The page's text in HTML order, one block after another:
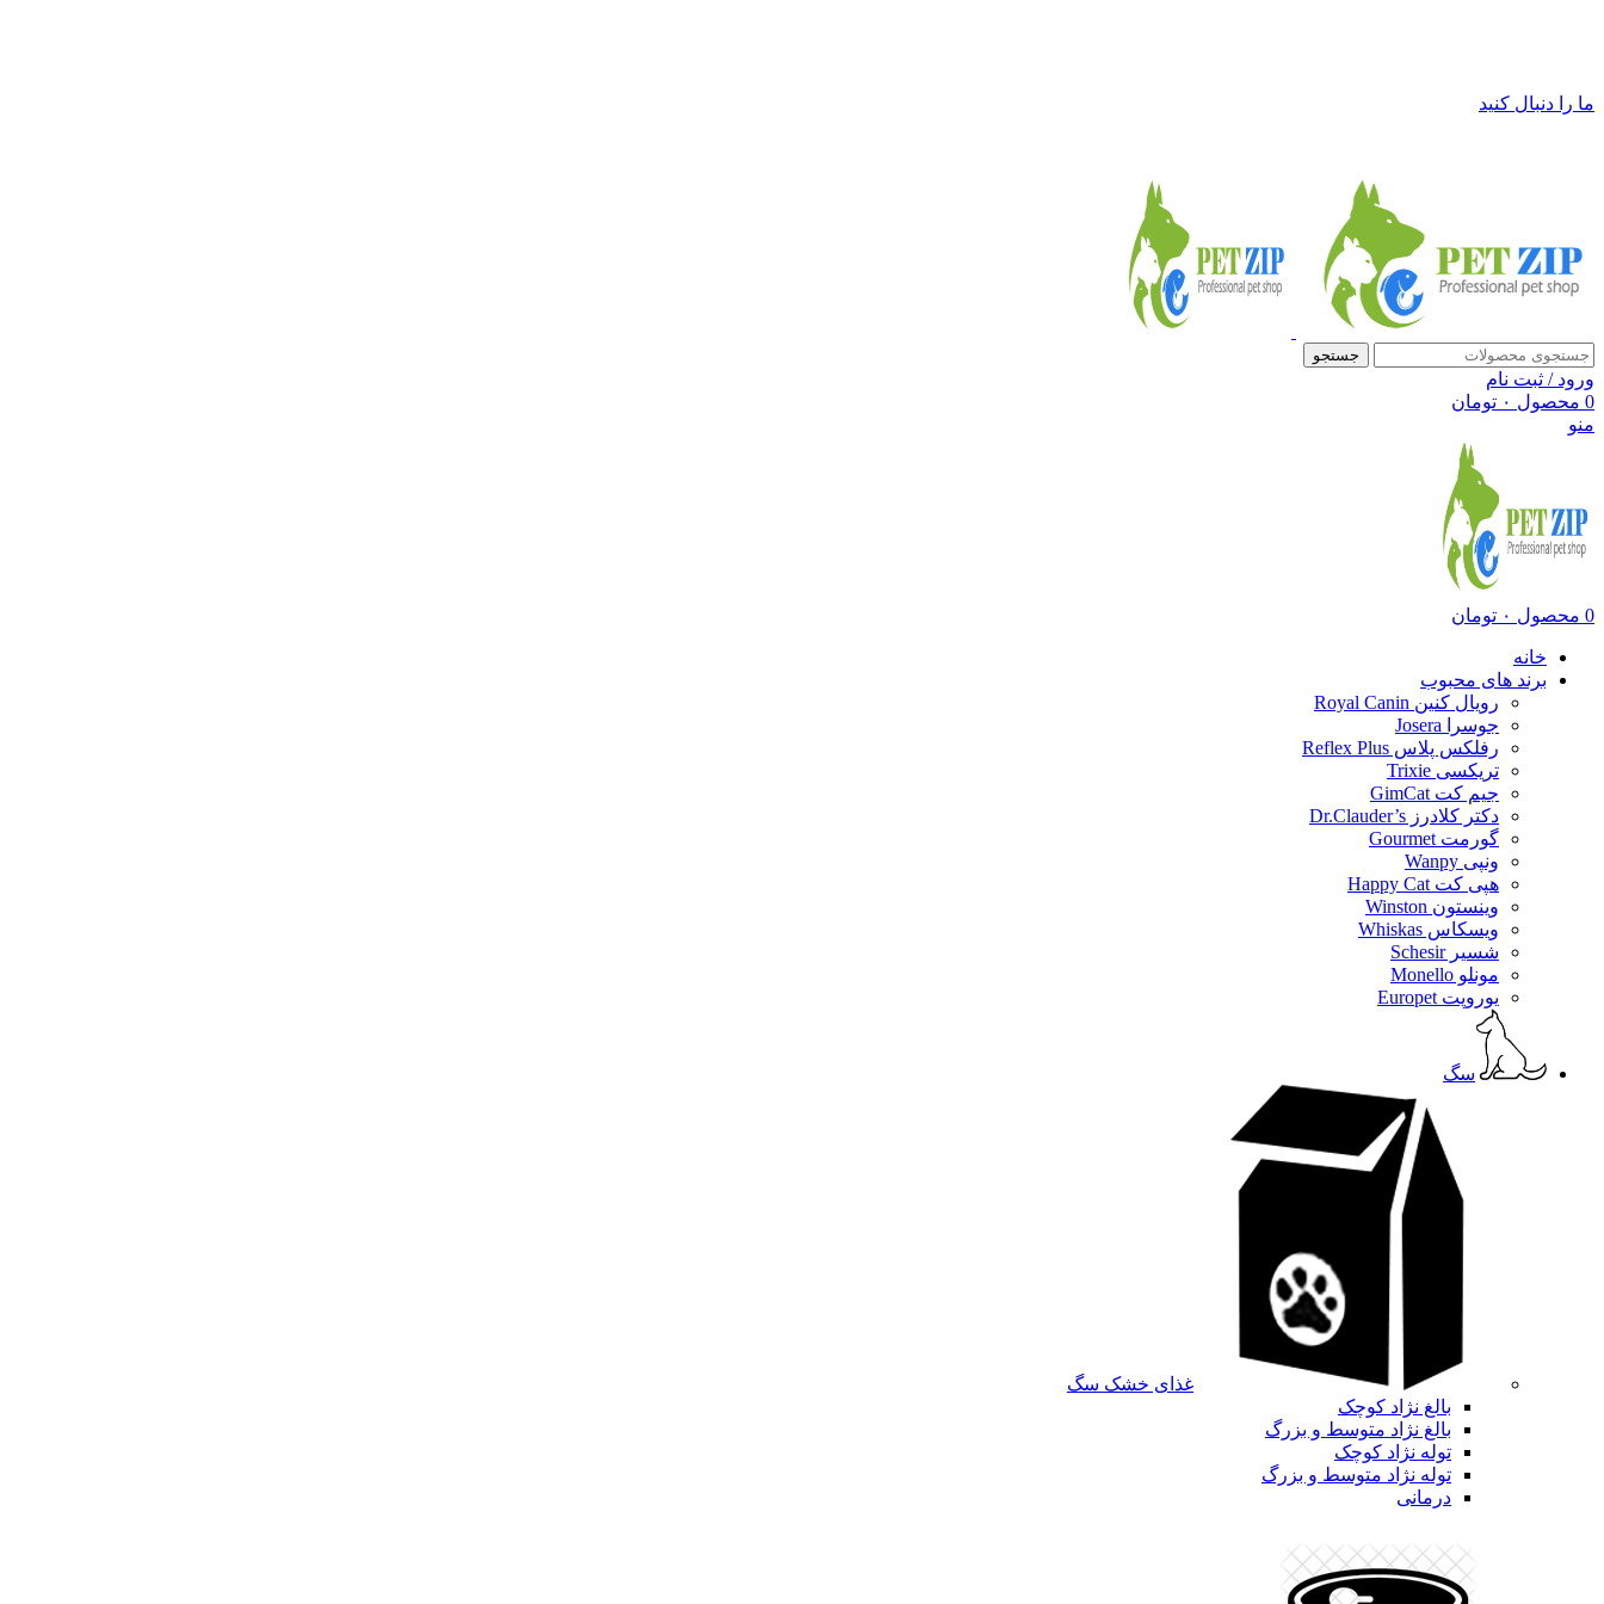
ما را دنبال کنید
جستجو
ورود / ثبت نام
0 محصول ۰ تومان
منو
0 محصول ۰ تومان
خانه
برند های محبوب
رویال کنین Royal Canin
جوسرا Josera
رفلکس پلاس Reflex Plus
تریکسی Trixie
جیم کت GimCat
دکتر کلادرز Dr.Clauder’s
گورمت Gourmet
ونپی Wanpy
هپی کت Happy Cat
وینستون Winston
ویسکاس Whiskas
شسیر Schesir
مونلو Monello
یوروپت Europet
سگ
غذای خشک سگ
بالغ نژاد کوچک
بالغ نژاد متوسط و بزرگ
توله نژاد کوچک
توله نژاد متوسط و بزرگ
درمانی